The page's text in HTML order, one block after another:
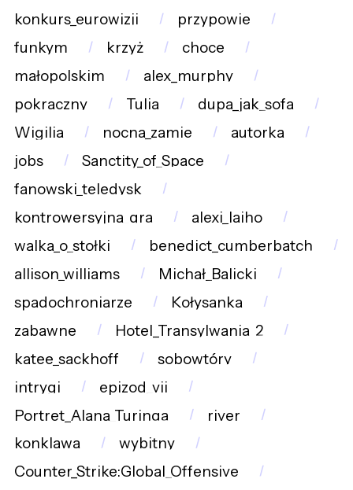
konkurs_eurowizji
przypowie
funkym
krzyż
choce
małopolskim
alex_murphy
pokraczny
Tulia
dupa_jak_sofa
Wigilia
nocna_zamie
autorka
jobs
Sanctity_of_Space
fanowski_teledysk
kontrowersyjna_gra
alexi_laiho
walka_o_stołki
benedict_cumberbatch
allison_williams
Michał_Balicki
spadochroniarze
Kołysanka
zabawne
Hotel_Transylwania_2
katee_sackhoff
sobowtóry
intrygi
epizod_vii
Portret_Alana_Turinga
river
konklawa
wybitny
Counter_Strike:Global_Offensive